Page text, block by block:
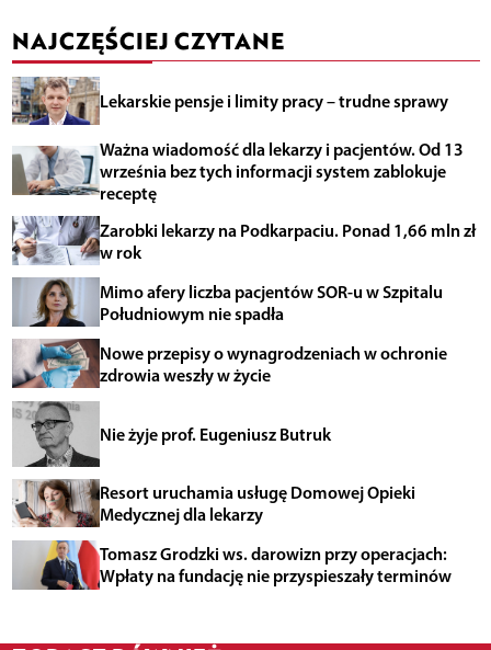
NAJCZĘŚCIEJ CZYTANE
Lekarskie pensje i limity pracy – trudne sprawy
Ważna wiadomość dla lekarzy i pacjentów. Od 13
września bez tych informacji system zablokuje
receptę
Zarobki lekarzy na Podkarpaciu. Ponad 1,66 mln zł
w rok
Mimo afery liczba pacjentów SOR-u w Szpitalu
Południowym nie spadła
Nowe przepisy o wynagrodzeniach w ochronie
zdrowia weszły w życie
Nie żyje prof. Eugeniusz Butruk
Resort uruchamia usługę Domowej Opieki
Medycznej dla lekarzy
Tomasz Grodzki ws. darowizn przy operacjach:
Wpłaty na fundację nie przyspieszały terminów